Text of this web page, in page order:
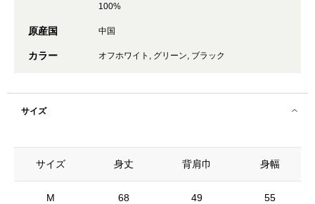
100%
原産国 中国
カラー オフホワイト, グリーン, ブラック
サイズ
サイズ
M
身丈 背肩巾 身幅
68 49 55